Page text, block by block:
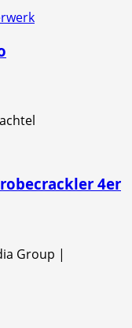
4er
Group |